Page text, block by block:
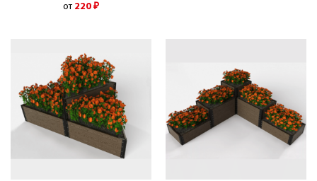
от 220 ₽